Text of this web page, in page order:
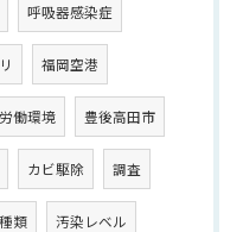
呼吸器感染症
福岡空港
労働環境 豊後高田市
カビ駆除 調査
類 汚染レベル